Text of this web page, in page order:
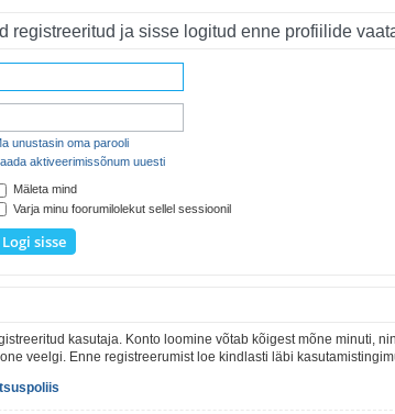
registreeritud ja sisse logitud enne profiilide
unustasin oma parooli
aktiveerimissõnum uuesti
Mäleta mind
Varja minu foorumilolekut sellel sessioonil
kasutaja. Konto loomine võtab kõigest mõne minuti,
veelgi. Enne registreerumist loe kindlasti läbi